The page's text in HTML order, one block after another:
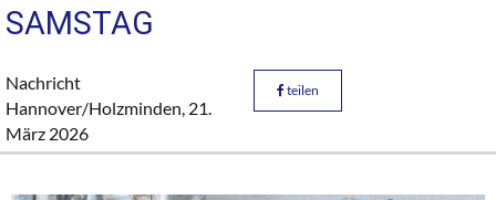
SAMSTAG
Nachricht
Hannover/Holzminden, 21.
März 2026
teilen